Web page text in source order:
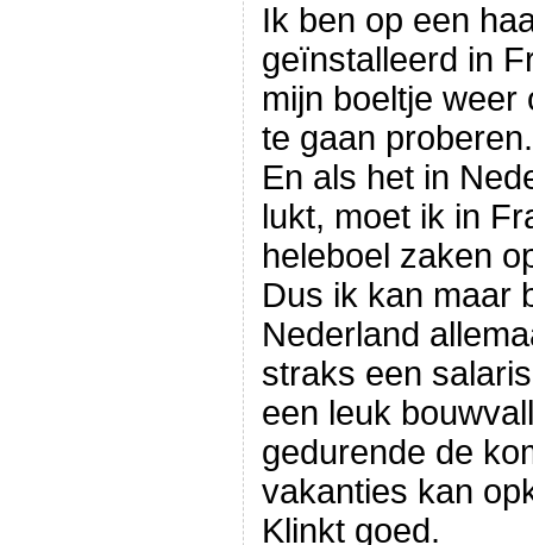
Ik ben op een
geïnstalleerd in
mijn boeltje weer
te gaan proberen.
En als het in
lukt, moet ik in
heleboel zaken
Dus ik kan maar
Nederland
straks een
een leuk
gedurende de
vakanties kan
Klinkt goed.